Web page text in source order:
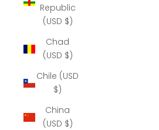
Republic
(USD $)
Chad
(USD $)
Chile (USD
$)
China
(USD $)